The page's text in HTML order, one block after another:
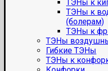
ТЭНы к
ТЭНы к
(болерам)
ТЭНы к
ТЭНы
Гибкие ТЭНы
ТЭНы к